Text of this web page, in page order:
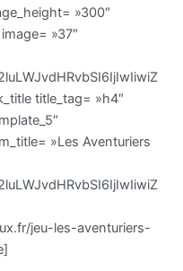
»300″
»37″
title_tag= »h4″
»Les Aventuriers
jeu-les-aventuriers-